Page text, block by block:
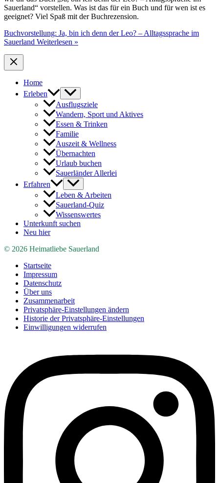
Sauerland“ vorstellen. Was ist das für ein Buch und für wen ist es
geeignet? Viel Spaß mit der Buchrezension.
Buchvorstellung: Ja, bin ich denn der Leo? – Alltagssprache im
Sauerland Weiterlesen »
Home
Erleben
Ausflugsziele
Wandern, Sport und Aktives
Essen & Trinken
Familie
Auszeit & Wellness
Übernachten
Urlaub buchen
Sauerländer Allerlei
Erfahren
Leben & Arbeiten
Sauerland-Quiz
Wissenswertes
Unterkunft suchen
Neu hier
© 2026 Heimatliebe Sauerland
Startseite
Impressum
Datenschutz
Über uns
Zusammenarbeit
Privatsphäre-Einstellungen ändern
Historie der Privatsphäre-Einstellungen
Einwilligungen widerrufen